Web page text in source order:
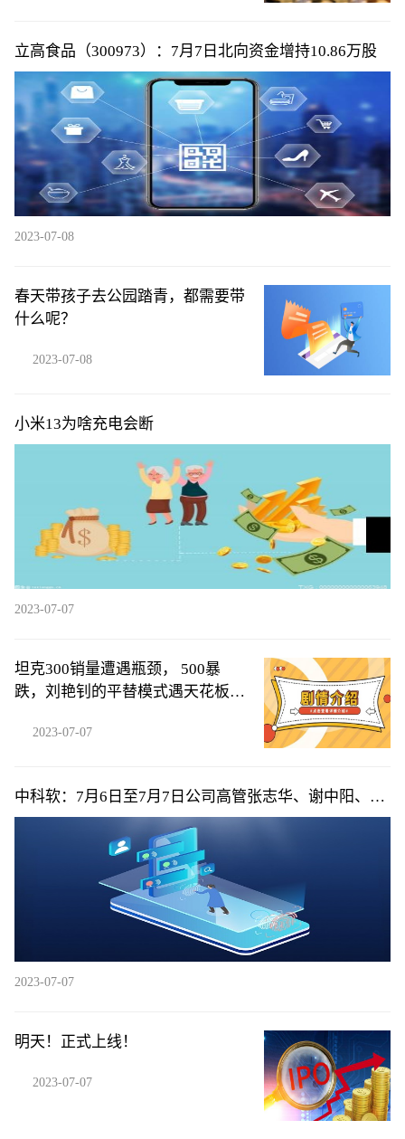
立高食品（300973）：7月7日北向资金增持10.86万股
2023-07-08
春天带孩子去公园踏青，都需要带
什么呢？
2023-07-08
小米13为啥充电会断
2023-07-07
坦克300销量遭遇瓶颈， 500暴
跌，刘艳钊的平替模式遇天花板，
2023-07-07
中科软：7月6日至7月7日公司高管张志华、谢中阳、孙
熙杰减持公司股份合计58.4万股
2023-07-07
明天！正式上线！
2023-07-07